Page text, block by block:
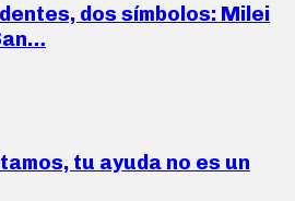
dos símbolos: Milei
tu ayuda no es un